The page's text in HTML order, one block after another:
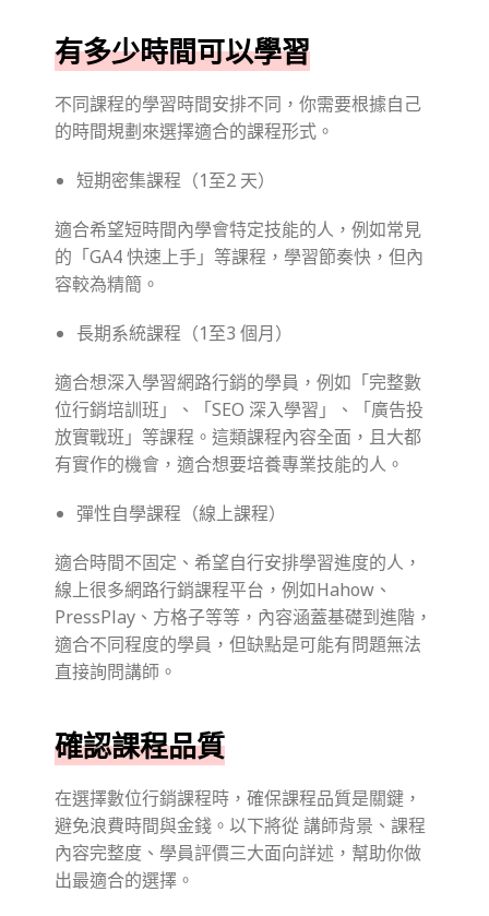
有多少時間可以學習
不同課程的學習時間安排不同，你需要根據自己
的時間規劃來選擇適合的課程形式。
短期密集課程（1至2 天）
適合希望短時間內學會特定技能的人，例如常見
的「GA4 快速上手」等課程，學習節奏快，但內
容較為精簡。
長期系統課程（1至3 個月）
適合想深入學習網路行銷的學員，例如「完整數
位行銷培訓班」、「SEO 深入學習」、「廣告投
放實戰班」等課程。這類課程內容全面，且大都
有實作的機會，適合想要培養專業技能的人。
彈性自學課程（線上課程）
適合時間不固定、希望自行安排學習進度的人，
線上很多網路行銷課程平台，例如Hahow、
PressPlay、方格子等等，內容涵蓋基礎到進階，
適合不同程度的學員，但缺點是可能有問題無法
直接詢問講師。
確認課程品質
在選擇數位行銷課程時，確保課程品質是關鍵，
避免浪費時間與金錢。以下將從 講師背景、課程
內容完整度、學員評價三大面向詳述，幫助你做
出最適合的選擇。